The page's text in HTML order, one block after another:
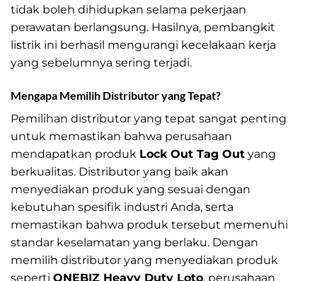
tidak boleh dihidupkan selama pekerjaan
perawatan berlangsung. Hasilnya, pembangkit
listrik ini berhasil mengurangi kecelakaan kerja
yang sebelumnya sering terjadi.
Mengapa Memilih Distributor yang Tepat?
Pemilihan distributor yang tepat sangat penting
untuk memastikan bahwa perusahaan
mendapatkan produk Lock Out Tag Out yang
berkualitas. Distributor yang baik akan
menyediakan produk yang sesuai dengan
kebutuhan spesifik industri Anda, serta
memastikan bahwa produk tersebut memenuhi
standar keselamatan yang berlaku. Dengan
memilih distributor yang menyediakan produk
seperti ONEBIZ Heavy Duty Loto, perusahaan